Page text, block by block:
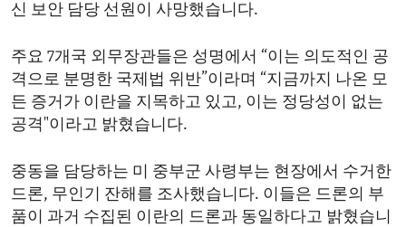
신 보안 담당 선원이 사망했습니다.
주요 7개국 외무장관들은 성명에서 “이는 의도적인 공
격으로 분명한 국제법 위반”이라며 “지금까지 나온 모
든 증거가 이란을 지목하고 있고, 이는 정당성이 없는
공격"이라고 밝혔습니다.
중동을 담당하는 미 중부군 사령부는 현장에서 수거한
드론, 무인기 잔해를 조사했습니다. 이들은 드론의 부
품이 과거 수집된 이란의 드론과 동일하다고 밝혔습니